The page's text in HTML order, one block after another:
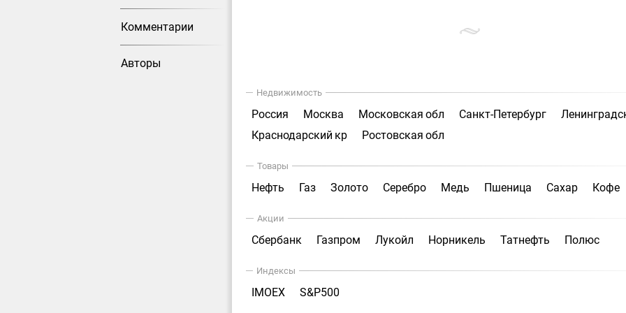
Комментарии
Авторы
Недвижимость
Россия Москва Московская обл Санкт-Петербург
Краснодарский кр
Ростовская обл
Товары
Нефть Газ Золото Серебро Медь Пшеница Сахар Кофе
Акции
Сбербанк Газпром Лукойл Норникель Татнефть Полюс
Индексы
IMOEX S&P500